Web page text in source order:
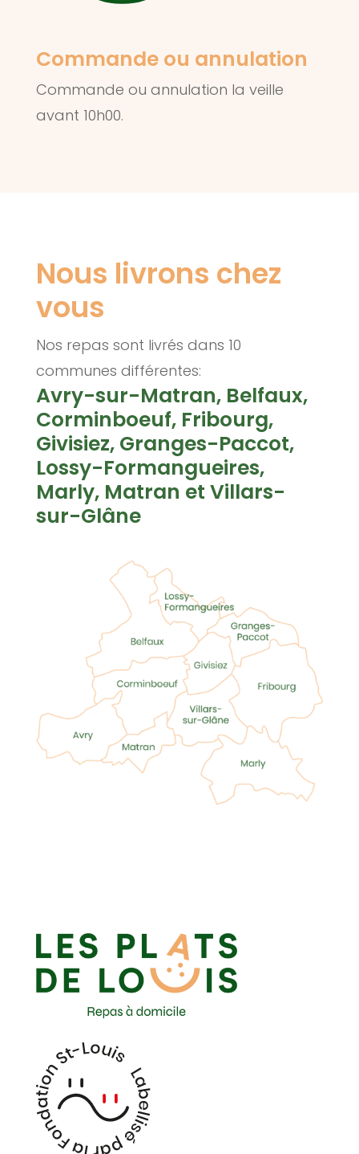
Commande ou annulation
Commande ou annulation la veille
avant 10h00.
Nous livrons chez
vous
Nos repas sont livrés dans 10
communes différentes:
Avry-sur-Matran, Belfaux,
Corminboeuf, Fribourg,
Givisiez, Granges-Paccot,
Lossy-Formangueires,
Marly, Matran et Villars-
sur-Glâne